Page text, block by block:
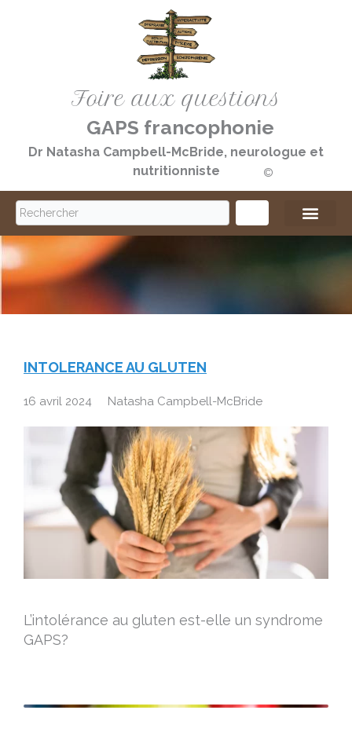
Foire aux questions
GAPS francophonie
Dr Natasha Campbell-McBride, neurologue et
nutritionniste
©️
S
e
a
c
INTOLERANCE AU GLUTEN
16 avril 2024 Natasha Campbell-McBride
L’intolérance au gluten est-elle un syndrome
GAPS?